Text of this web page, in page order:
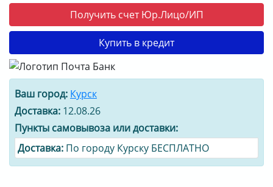
Получить счет Юр.Лицо/ИП
Купить в кредит
Ваш город: Курск
Доставка: 12.08.26
Пункты самовывоза или доставки:
Доставка: По городу Курску БЕСПЛАТНО